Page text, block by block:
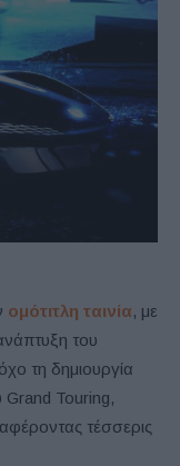
ομότιτλη ταινία, με
του
τη δημιουργία
Grand Touring,
τέσσερις